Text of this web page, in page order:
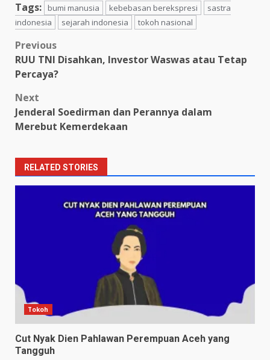
Tags: bumi manusia kebebasan berekspresi
sastra
indonesia
sejarah indonesia tokoh nasional
Post
navigation
Previous
RUU TNI Disahkan, Investor Waswas atau Tetap
Percaya?
Next
Jenderal Soedirman dan Perannya dalam
Merebut Kemerdekaan​
RELATED STORIES
Tokoh
Cut Nyak Dien Pahlawan Perempuan Aceh yang
Tangguh